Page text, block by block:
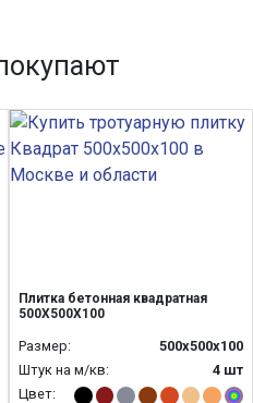
Плитка бетонная квадратная
500Х500Х100
Размер:
500х500х100
Штук на м/кв:
4 шт
Цвет: